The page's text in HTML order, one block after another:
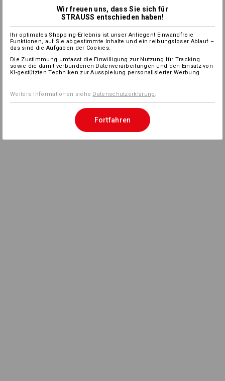
Wir freuen uns, dass Sie sich für
STRAUSS entschieden haben!
Ihr optimales Shopping-Erlebnis ist unser Anliegen! Einwandfreie
Funktionen, auf Sie abgestimmte Inhalte und ein reibungsloser Ablauf –
das sind die Aufgaben der Cookies.
Die Zustimmung umfasst die Einwilligung zur Nutzung für Tracking
sowie die damit verbundenen Datenverarbeitungen und den Einsatz von
KI-gestützten Techniken zur Ausspielung personalisierter Werbung.
Weitere Informationen siehe Datenschutzerklärung.
Fortfahren